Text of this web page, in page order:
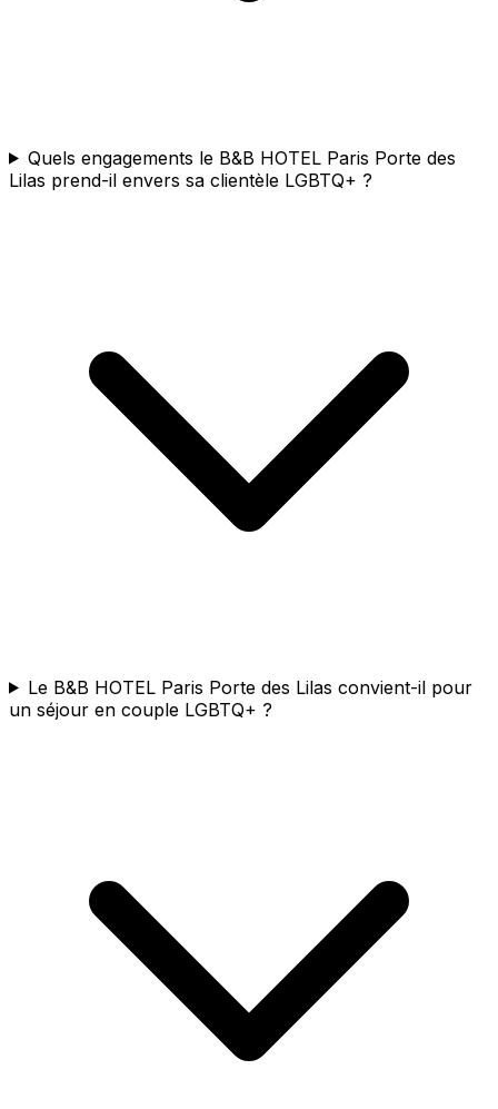
Quels engagements le B&B HOTEL Paris Porte des
Lilas prend-il envers sa clientèle LGBTQ+ ?
Le B&B HOTEL Paris Porte des Lilas convient-il pour
un séjour en couple LGBTQ+ ?